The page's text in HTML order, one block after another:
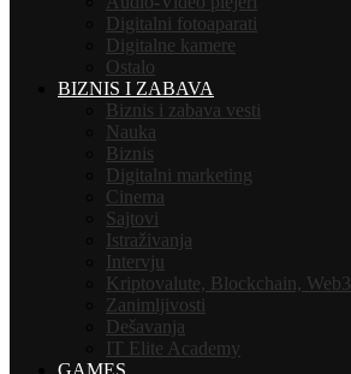
Digitalni fotoaparati
Digitalne kamere
Ostalo
BIZNIS I ZABAVA
Biznis i zabava vesti
Nauka
Biznis
Digitalni marketing
Cinema
Sajtovi
Istraživanja
Intervju
Kriptovalute, Blockchain, Web3
Zanimljivosti
Dešavanja
IT Elite Academy
GAMES